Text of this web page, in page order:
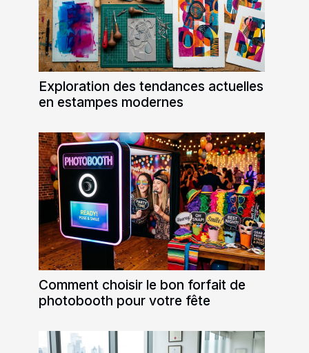
Exploration des tendances actuelles
en estampes modernes
Comment choisir le bon forfait de
photobooth pour votre fête